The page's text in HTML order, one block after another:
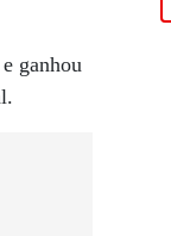
ganhou